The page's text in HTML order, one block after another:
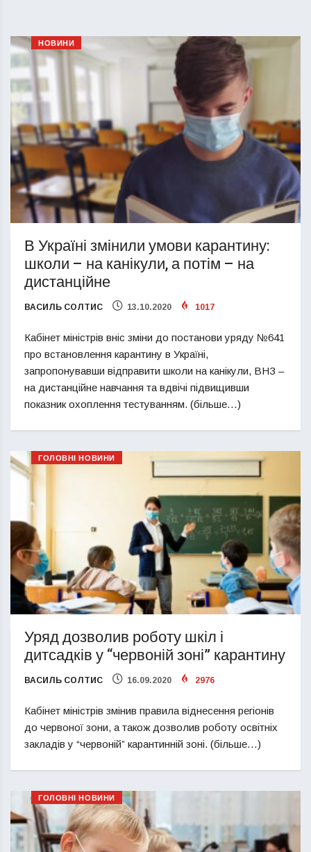
НОВИНИ
В Україні змінили умови карантину:
школи – на канікули, а потім – на
дистанційне
ВАСИЛЬ СОЛТИС 13.10.2020 1017
Кабінет міністрів вніс зміни до постанови уряду №641
про встановлення карантину в Україні,
запропонувавши відправити школи на канікули, ВНЗ –
на дистанційне навчання та вдвічі підвищивши
показник охоплення тестуванням. (більше…)
ГОЛОВНІ НОВИНИ
Уряд дозволив роботу шкіл і
дитсадків у “червоній зоні” карантину
ВАСИЛЬ СОЛТИС 16.09.2020 2976
Кабінет міністрів змінив правила віднесення регіонів
до червоної зони, а також дозволив роботу освітніх
закладів у “червоній” карантинній зоні. (більше…)
ГОЛОВНІ НОВИНИ